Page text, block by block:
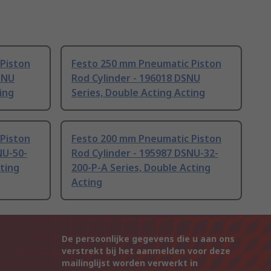
Festo 250 mm Pneumatic Piston
Rod Cylinder - 196018 DSNU
Series, Double Acting Acting
50-
Festo 200 mm Pneumatic Piston
Rod Cylinder - 195987 DSNU-32-
200-P-A Series, Double Acting
Acting
De persoonlijke gegevens die u aan ons
verstrekt bij het aanmelden voor deze
mailinglijst worden verwerkt in